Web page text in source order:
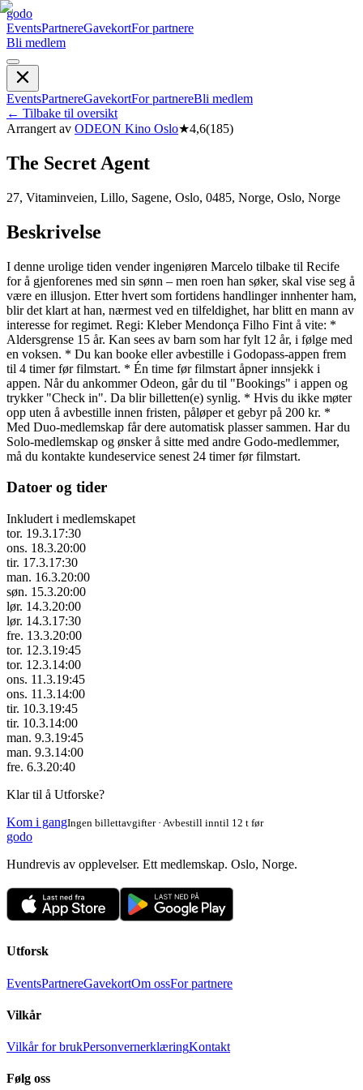
godo
EventsPartnereGavekortFor partnere
Bli medlem
EventsPartnereGavekortFor partnereBli medlem
← Tilbake til oversikt
Arrangert av ODEON Kino Oslo★4,6(185)
The Secret Agent
27, Vitaminveien, Lillo, Sagene, Oslo, 0485, Norge, Oslo, Norge
Beskrivelse
I denne urolige tiden vender ingeniøren Marcelo tilbake til Recife
for å gjenforenes med sin sønn – men roen han søker, skal vise seg å
være en illusjon. Etter hvert som fortidens handlinger innhenter ham,
blir det klart at han, nærmest ved en tilfeldighet, har blitt en mann av
interesse for regimet. Regi: Kleber Mendonça Filho Fint å vite: *
Aldersgrense 15 år. Kan sees av barn som har fylt 12 år, i følge med
en voksen. * Du kan booke eller avbestille i Godopass-appen frem
til 4 timer før filmstart. * Én time før filmstart åpner innsjekk i
appen. Når du ankommer Odeon, går du til "Bookings" i appen og
trykker "Check in". Da blir billetten(e) synlig. * Hvis du ikke møter
opp uten å avbestille innen fristen, påløper et gebyr på 200 kr. *
Med Duo-medlemskap får dere automatisk plasser sammen. Har du
Solo-medlemskap og ønsker å sitte med andre Godo-medlemmer,
må du kontakte kundeservice senest 24 timer før filmstart.
Datoer og tider
Inkludert i medlemskapet
tor. 19.3.17:30
ons. 18.3.20:00
tir. 17.3.17:30
man. 16.3.20:00
søn. 15.3.20:00
lør. 14.3.20:00
lør. 14.3.17:30
fre. 13.3.20:00
tor. 12.3.19:45
tor. 12.3.14:00
ons. 11.3.19:45
ons. 11.3.14:00
tir. 10.3.19:45
tir. 10.3.14:00
man. 9.3.19:45
man. 9.3.14:00
fre. 6.3.20:40
Klar til å Utforske?
Kom i gangIngen billettavgifter · Avbestill inntil 12 t før
godo
Hundrevis av opplevelser. Ett medlemskap. Oslo, Norge.
Utforsk
EventsPartnereGavekortOm ossFor partnere
Vilkår
Vilkår for brukPersonvernerklæringKontakt
Følg oss